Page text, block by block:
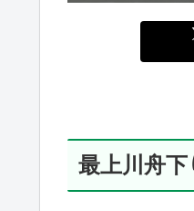
最上川舟